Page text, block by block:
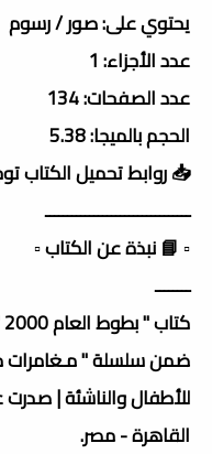
يحتوي على: صور / رسوم
عدد الأجزاء: 1
عدد الصفحات: 134
الحجم بالميجا: 5.38
📥 روابط تحميل الكتاب
ـــــــــــــــــــــــــــــــــ
▫️ 📘 نبذة عن الكتاب ▫️
ــــــــ
كتاب " بطوط العام 2000 " | إعداد والت ديزنى.
ضمن سلسلة "
للأطفال والناشئة | صدرت
القاهرة - مصر.